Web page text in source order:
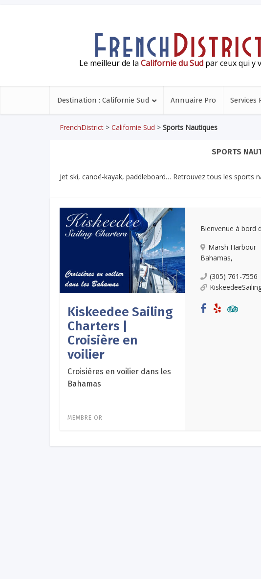
Le meilleur de la Californie du Sud par ceux qui y
Destination : Californie Sud Annuaire Pro Services
FrenchDistrict > Californie Sud > Sports Nautiques
SPORTS
Jet ski, canoë-kayak, paddleboard… Retrouvez tous les sports
Kiskeedee Sailing
Charters |
Croisière en
voilier
Croisières en voilier dans les
Bahamas
MEMBRE OR
Bienvenue à bord
Marsh Harbour
Bahamas,
(305) 761-7556